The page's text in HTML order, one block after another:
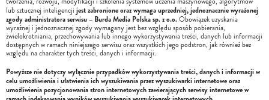
lub sztucznej inteligencji jest zabronione oraz wymaga uprzedniej, jednoznacznie wyrażonej
zgody administratora serwisu – Burda Media Polska sp. z o.o.Obowiązek uzyskania
wyraźnej i jednoznacznej zgody wymagany jest bez względu sposób pobierania,
zwielokrotniania, przechowywania lub innego wykorzystywania treści, danych lub informacji
dostępnych w ramach niniejszego serwisu oraz wszystkich jego podstron, jak również bez
względu na charakter tych treści, danych i informacji.
Powyższe nie dotyczy wyłącznie przypadków wykorzystywania treści, danych i informacji w
celu umożliwienia i ułatwienia ich wyszukiwania przez wyszukiwarki internetowe oraz
umożliwienia pozycjonowania stron internetowych zawierających serwisy internetowe w